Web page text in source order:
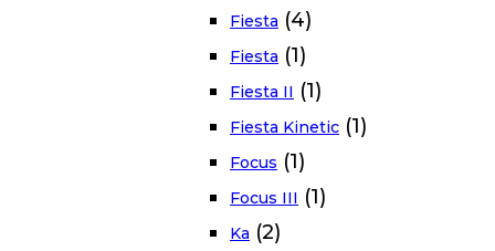
Fiesta (4)
Fiesta (1)
Fiesta II (1)
Fiesta Kinetic (1)
Focus (1)
Focus III (1)
Ka (2)